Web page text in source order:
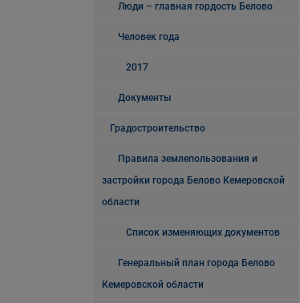
Люди – главная гордость Белово
Человек года
2017
Документы
Градостроительство
Правила землепользования и
застройки города Белово Кемеровской
области
Список изменяющих документов
Генеральный план города Белово
Кемеровской области